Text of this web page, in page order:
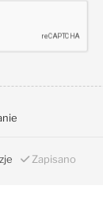
Zapisano